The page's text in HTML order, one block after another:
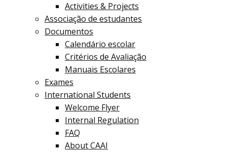
Activities & Projects
Associação de estudantes
Documentos
Calendário escolar
Critérios de Avaliação
Manuais Escolares
Exames
International Students
Welcome Flyer
Internal Regulation
FAQ
About CAAI